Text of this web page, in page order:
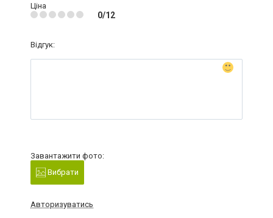
Ціна
0/12
Відгук:
Завантажити фото:
Вибрати
Авторизуватись